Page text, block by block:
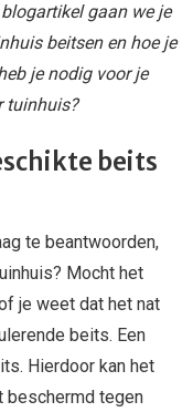
gaan we je
beitsen en hoe je
je nodig voor je
tuinhuis?
beits
te beantwoorden,
Mocht het
je weet dat het nat
beits. Een
Hierdoor kan het
beschermd tegen